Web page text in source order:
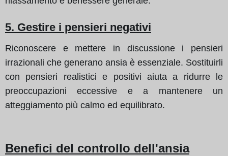
5. Gestire i pensieri negativi
Riconoscere e mettere in discussione i pensieri
irrazionali che generano ansia è essenziale. Sostituirli
con pensieri realistici e positivi aiuta a ridurre le
preoccupazioni eccessive e a mantenere un
atteggiamento più calmo ed equilibrato.
Benefici del controllo dell'ansia